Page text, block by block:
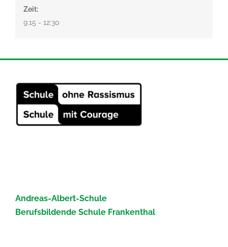
Zeit:
9:15 - 12:30
Andreas-Albert-Schule
Berufsbildende Schule Frankenthal